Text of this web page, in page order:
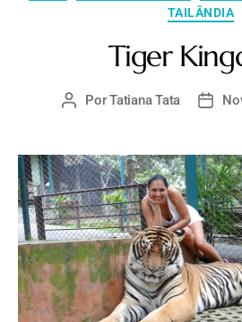
TAILÂNDIA
Tiger
PorTatiana Tata